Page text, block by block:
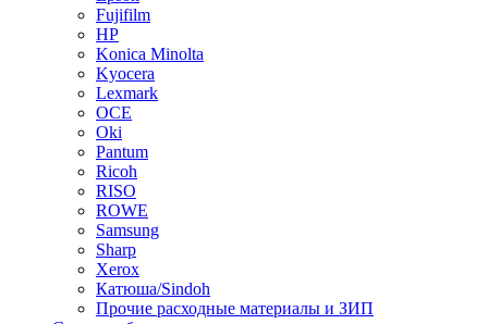
Fujifilm
HP
Konica Minolta
Kyocera
Lexmark
OCE
Oki
Pantum
Ricoh
RISO
ROWE
Samsung
Sharp
Xerox
Катюша/Sindoh
Прочие расходные материалы и ЗИП